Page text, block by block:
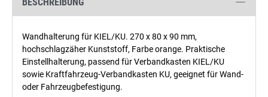
Wandhalterung für KIEL/KU. 270 x 80 x 90 mm,
hochschlagzäher Kunststoff, Farbe orange. Praktische
Einstellhalterung, passend für Verbandkasten KIEL/KU
sowie Kraftfahrzeug-Verbandkasten KU, geeignet für Wand-
oder Fahrzeugbefestigung.